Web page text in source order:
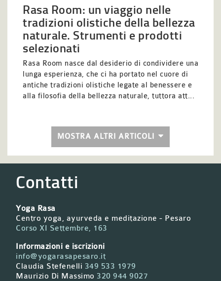
Rasa Room: un viaggio nelle
tradizioni olistiche della bellezza
naturale. Strumenti e prodotti
selezionati
Rasa Room nasce dal desiderio di condividere una
lunga esperienza, che ci ha portato nel cuore di
antiche tradizioni olistiche legate al benessere e
alla filosofia della bellezza naturale, tuttora att...
MOSTRA ALTRI ARTICOLI
Contatti
Yoga Rasa
Centro yoga, ayurveda e meditazione - Pesaro
Corso XI Settembre, 163
Informazioni e iscrizioni
info@yogarasapesaro.it
Claudia Stefenelli 349 533 1979
Maurizio Di Massimo 320 944 9027